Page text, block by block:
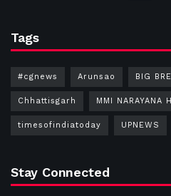
Tags
#cgnews Arunsao BIG
Chhattisgarh MMI NARAYANA
timesofindiatoday UPNEWS
Stay Connected